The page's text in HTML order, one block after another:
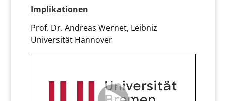
Implikationen
Prof. Dr. Andreas Wernet, Leibniz
Universität Hannover